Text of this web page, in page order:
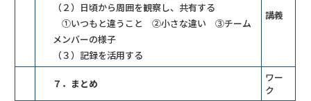
（２）日頃から周囲を観察し、共有する
①いつもと違うこと ②小さな違い ③チーム
メンバーの様子
（３）記録を活用する
講義
７．まとめ
ワー
ク